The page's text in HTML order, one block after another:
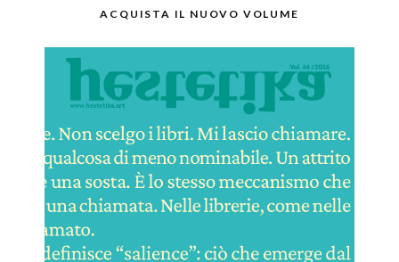
ACQUISTA IL NUOVO VOLUME